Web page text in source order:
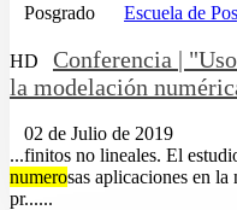
Posgrado Escuela de
HD
Conferencia |
la modelación
02 de Julio de 2019
...finitos no lineales. El
numerosas aplicaciones en
pr......